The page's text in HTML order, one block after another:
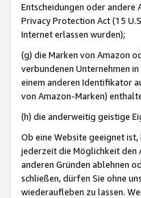
Entscheidungen oder andere
Privacy Protection Act (15
Internet erlassen wurden);
(g) die Marken von Amazon
verbundenen Unternehmen
einem anderen Identifikator
von Amazon-Marken)
(h) die anderweitig geistige
Ob eine Website geeignet
jederzeit die Möglichkeit den
anderen Gründen ablehnen
schließen, dürfen Sie ohne
wiederaufleben zu lassen.